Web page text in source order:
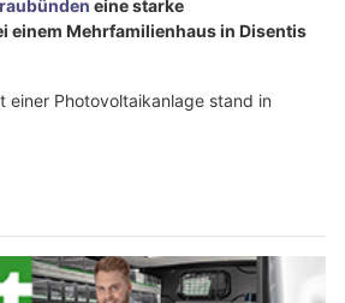
eine starke
einem Mehrfamilienhaus in Disentis
einer Photovoltaikanlage stand in